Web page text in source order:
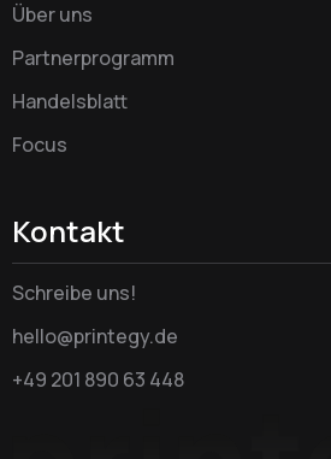
Über uns
Partnerprogramm
Handelsblatt
Focus
Kontakt
Schreibe uns!
hello@printegy.de
+49 201 890 63 448